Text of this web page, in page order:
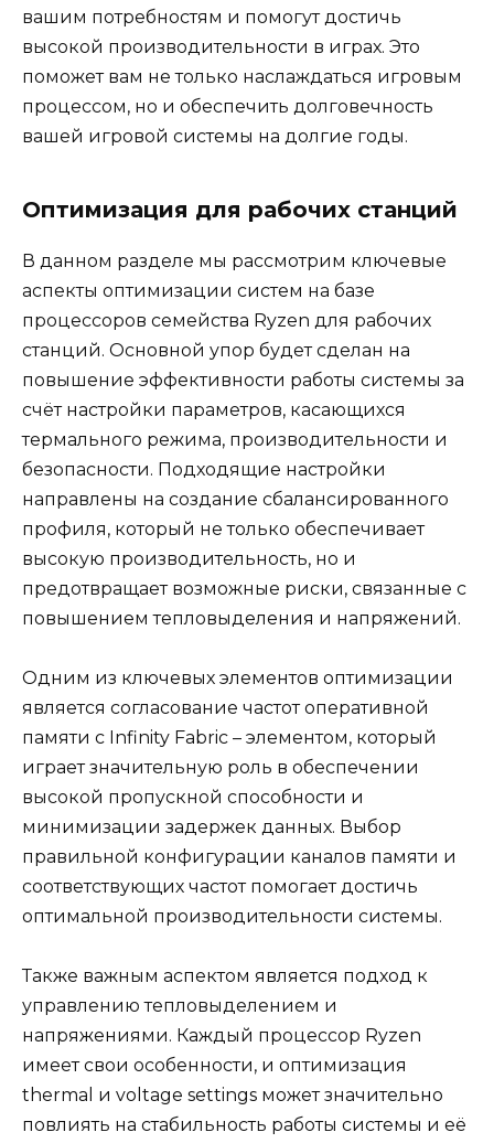
вашим потребностям и помогут достичь
высокой производительности в играх. Это
поможет вам не только наслаждаться игровым
процессом, но и обеспечить долговечность
вашей игровой системы на долгие годы.
Оптимизация для рабочих станций
В данном разделе мы рассмотрим ключевые
аспекты оптимизации систем на базе
процессоров семейства Ryzen для рабочих
станций. Основной упор будет сделан на
повышение эффективности работы системы за
счёт настройки параметров, касающихся
термального режима, производительности и
безопасности. Подходящие настройки
направлены на создание сбалансированного
профиля, который не только обеспечивает
высокую производительность, но и
предотвращает возможные риски, связанные с
повышением тепловыделения и напряжений.
Одним из ключевых элементов оптимизации
является согласование частот оперативной
памяти с Infinity Fabric – элементом, который
играет значительную роль в обеспечении
высокой пропускной способности и
минимизации задержек данных. Выбор
правильной конфигурации каналов памяти и
соответствующих частот помогает достичь
оптимальной производительности системы.
Также важным аспектом является подход к
управлению тепловыделением и
напряжениями. Каждый процессор Ryzen
имеет свои особенности, и оптимизация
thermal и voltage settings может значительно
повлиять на стабильность работы системы и её